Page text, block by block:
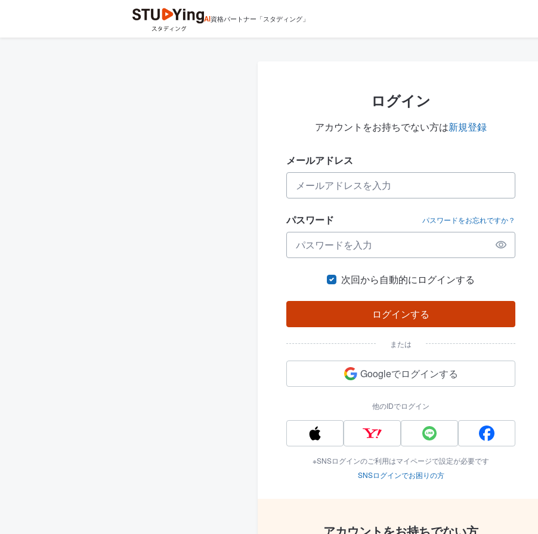
AI資格パートナー「スタディング」
ログイン
アカウントをお持ちでない方は新規登録
メールアドレス
パスワード パスワードをお忘れですか？
次回から自動的にログインする
ログインする
または
Googleでログインする
他のIDでログイン
※SNSログインのご利用はマイページで設定が必要です
SNSログインでお困りの方